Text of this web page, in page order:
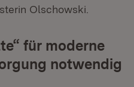
Olschowski.
für moderne
notwendig